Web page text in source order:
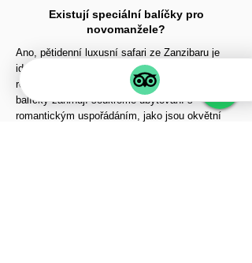
Existují speciální balíčky pro
novomanžele?
Ano, pětidenní luxusní safari ze Zanzibaru je
ideální pro novomanžele, kterým nabízí
romantické a exkluzivní zážitky. Speciální
balíčky zahrnují soukromé ubytování s
romantickým uspořádáním, jako jsou okvětní